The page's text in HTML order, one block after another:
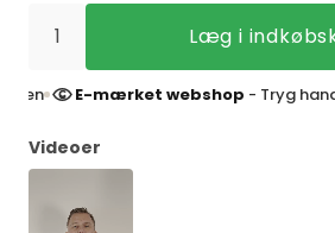
Læg i
E-mærket webshop- Tryg handel og
Videoer